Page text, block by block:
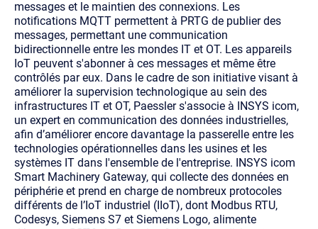
messages et le maintien des connexions. Les
notifications MQTT permettent à PRTG de publier des
messages, permettant une communication
bidirectionnelle entre les mondes IT et OT. Les appareils
IoT peuvent s'abonner à ces messages et même être
contrôlés par eux. Dans le cadre de son initiative visant à
améliorer la supervision technologique au sein des
infrastructures IT et OT, Paessler s'associe à INSYS icom,
un expert en communication des données industrielles,
afin d’améliorer encore davantage la passerelle entre les
technologies opérationnelles dans les usines et les
systèmes IT dans l'ensemble de l'entreprise. INSYS icom
Smart Machinery Gateway, qui collecte des données en
périphérie et prend en charge de nombreux protocoles
différents de l’IoT industriel (IIoT), dont Modbus RTU,
Codesys, Siemens S7 et Siemens Logo, alimente